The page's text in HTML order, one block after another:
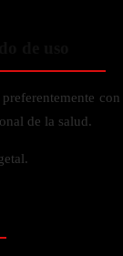
de la salud.